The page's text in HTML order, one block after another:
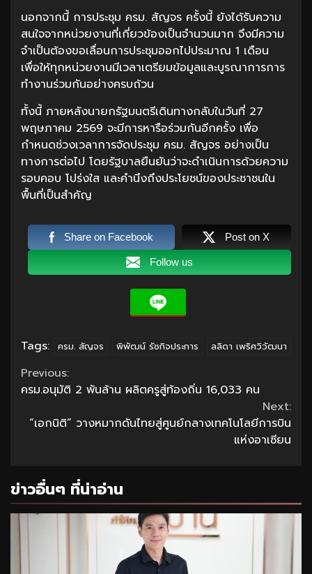
นอกจากนี้ การประชุม ครม. สัญจร ครั้งนี้ ยังได้รับความ
สนใจจากหน่วยงานที่เกี่ยวข้องเป็นจำนวนมาก จึงมีความ
จำเป็นต้องขอเลื่อนการประชุมออกไปประมาณ 1 เดือน
เพื่อให้ทุกหน่วยงานมีเวลาเตรียมข้อมูลและบูรณาการการ
ทำงานร่วมกันอย่างครบถ้วน
ทั้งนี้ ภายหลังนายกรัฐมนตรีเดินทางกลับในวันที่ 27
พฤษภาคม 2569 จะมีการหารือร่วมกันอีกครั้ง เพื่อ
กำหนดช่วงเวลาการจัดประชุม ครม. สัญจร อย่างเป็น
ทางการต่อไป โดยรัฐบาลยืนยันว่าจะดำเนินการด้วยความ
รอบคอบ โปร่งใส และคำนึงถึงประโยชน์ของประชาชนใน
พื้นที่เป็นสำคัญ
Share on Facebook Post on X
Follow us
Tags: ครม. สัญจร พิพัฒน์ รัชกิจประการ ลลิดา เพริศวิวัฒนา
Continue
Reading
Previous:
ครม.อนุมัติ 2 พันล้าน ผลิตครูสู่ท้องถิ่น 16,033 คน
Next:
“เอกนิติ” วางหมากดันไทยสู่ศูนย์กลางเทคโนโลยีการบิน
แห่งอาเซียน
ข่าวอื่นๆ ที่น่าอ่าน